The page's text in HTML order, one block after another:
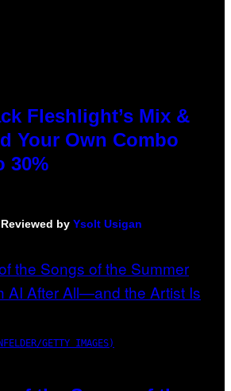
Fleshlight’s Mix &
Your Own Combo
30%
by Ysolt Usigan
GETTY IMAGES)